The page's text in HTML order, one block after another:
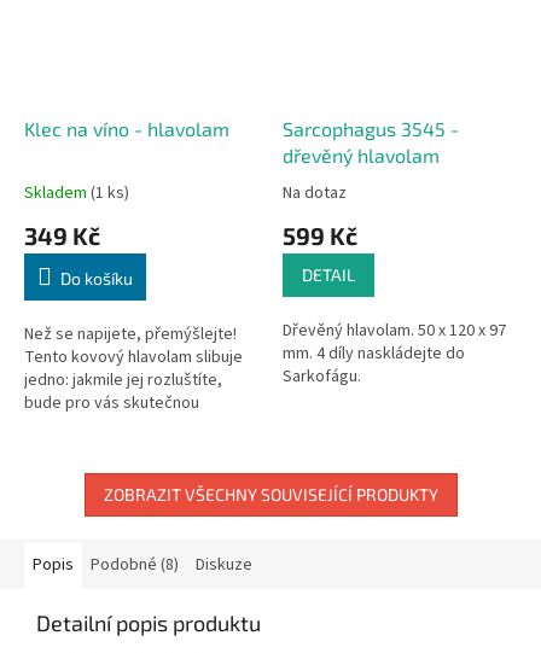
Klec na víno - hlavolam
Skladem (1 ks)
349 Kč
Do košíku
Než se napijete, přemýšlejte!
Tento kovový hlavolam slibuje
jedno: jakmile jej rozluštíte,
bude pro vás skutečnou
Sarcophagus 3545 -
dřevěný hlavolam
Na dotaz
599 Kč
DETAIL
Dřevěný hlavolam. 50 x 120 x 97
mm. 4 díly naskládejte do
Sarkofágu.
ZOBRAZIT VŠECHNY SOUVISEJÍCÍ PRODUKTY
Popis Podobné (8) Diskuze
Detailní popis produktu